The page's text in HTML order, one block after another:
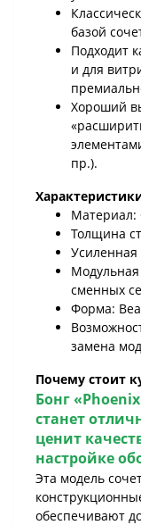
базой
Подходит
и для
Хороший
пр.).
Материал:
Толщина
Усиленная
Модульная
сменных
Форма:
замена
Почему стоит
Бонг
станет
ценит
настройке
Эта модель
обеспечивают